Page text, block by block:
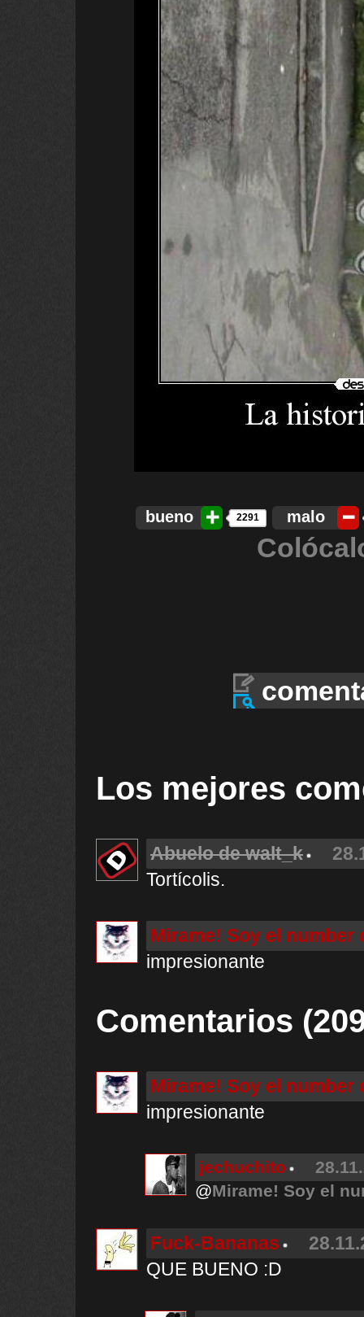
bueno 2291 malo
Los mejores
Abuelo de walt_k
Tortícolis.
Mirame! Soy el number
impresionante
Comentarios
Mirame! Soy el number
impresionante
jechuchito
@Mirame! Soy el
Fuck-Bananas
QUE BUENO :D